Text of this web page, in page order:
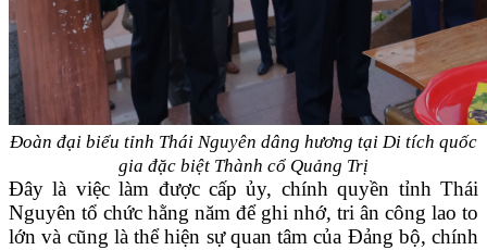
Đoàn đại biểu tỉnh Thái Nguyên dâng hương tại Di tích quốc
gia đặc biệt Thành cổ Quảng Trị
Đây là việc làm được cấp ủy, chính quyền tỉnh Thái
Nguyên tổ chức hằng năm để ghi nhớ, tri ân công lao to
lớn và cũng là thể hiện sự quan tâm của Đảng bộ, chính